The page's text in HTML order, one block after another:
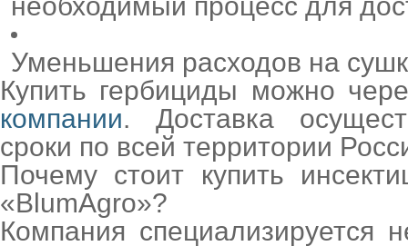
Уменьшения расходов на
Купить гербициды можно
компании. Доставка
сроки по всей территории
Почему стоит купить
«BlumAgro»?
Компания специализируется